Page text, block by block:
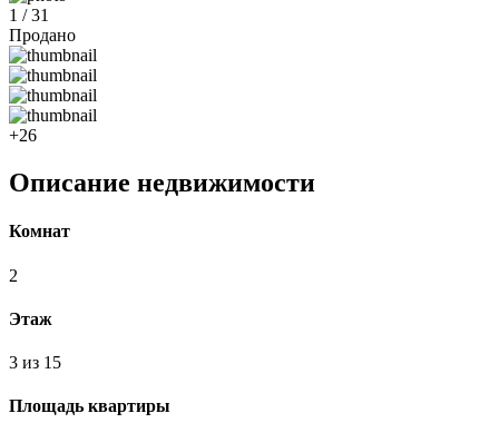
1 / 31
Продано
+26
Описание недвижимости
Комнат
2
Этаж
3 из 15
Площадь квартиры